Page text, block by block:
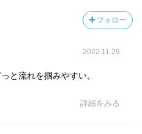
フォロー
2022.11.29
と流れを掴みやすい。
詳細をみる